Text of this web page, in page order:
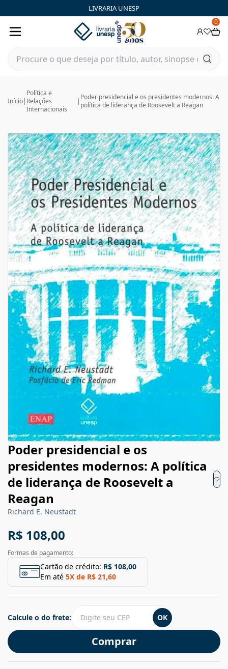
LIVRARIA UNESP
0
Início|
Política e
Relações
Internacionais
| Poder presidencial e os presidentes modernos: A
política de liderança de Roosevelt a Reagan
Poder presidencial e os
presidentes modernos: A política
de liderança de Roosevelt a
Reagan
Richard E. Neustadt
R$ 108,00
Formas de pagamento:
Cartão de crédito: R$ 108,00
Em até 5X de R$ 21,60
Comprar
Calcule o do frete: OK